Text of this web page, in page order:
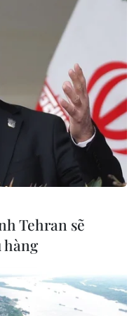
3
lộ
thị
Tehran sẽ
hàng